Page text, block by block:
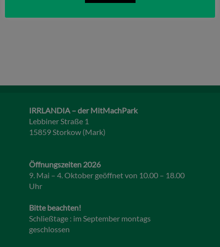
IRRLANDIA – der MitMachPark
Lebbiner Straße 1
15859 Storkow (Mark)
Öffnungszeiten 2026
9. Mai – 4. Oktober geöffnet von 10.00 – 18.00
Uhr
Bitte beachten!
Schließtage : im September montags
geschlossen